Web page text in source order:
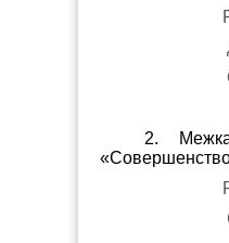
2.